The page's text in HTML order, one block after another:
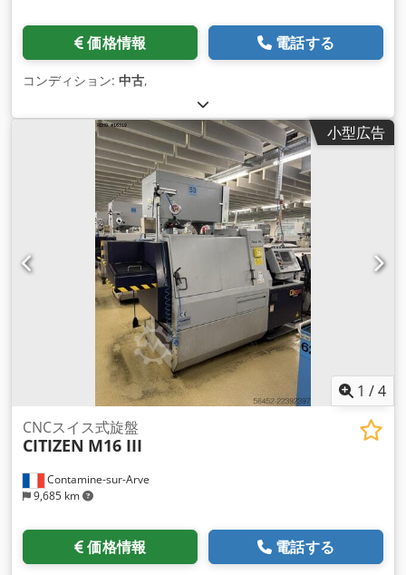
価格情報 電話する
コンディション: 中古,
小型広告
1 /4
Contamine-sur-Arve
9,685 km
CNCスイス式旋盤
CITIZEN M16 III
価格情報 電話する